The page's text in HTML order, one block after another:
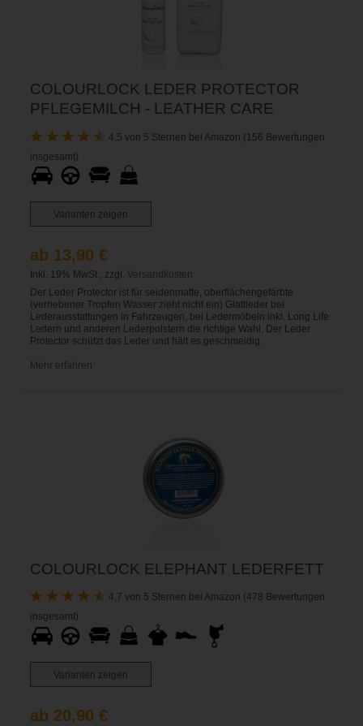
COLOURLOCK LEDER PROTECTOR
PFLEGEMILCH - LEATHER CARE
4,5 von 5 Sternen bei Amazon (156 Bewertungen
insgesamt)
Varianten zeigen
ab 13,90 €
Inkl. 19% MwSt., zzgl. Versandkosten
Der Leder Protector ist für seidenmatte, oberflächengefärbte
(verriebener Tropfen Wasser zieht nicht ein) Glattleder bei
Lederausstattungen in Fahrzeugen, bei Ledermöbeln inkl. Long Life
Ledern und anderen Lederpolstern die richtige Wahl. Der Leder
Protector schützt das Leder und hält es geschmeidig.
Mehr erfahren
COLOURLOCK ELEPHANT LEDERFETT
4,7 von 5 Sternen bei Amazon (478 Bewertungen
insgesamt)
Varianten zeigen
ab 20,90 €